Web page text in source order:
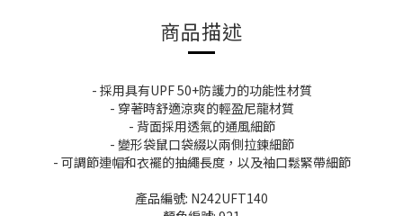
商品描述
- 採用具有UPF 50+防護力的功能性材質
- 穿著時舒適涼爽的輕盈尼龍材質
- 背面採用透氣的通風細節
- 變形袋鼠口袋綴以兩側拉鍊細節
- 可調節連帽和衣襬的抽繩長度，以及袖口鬆緊帶細節
產品編號: N242UFT140